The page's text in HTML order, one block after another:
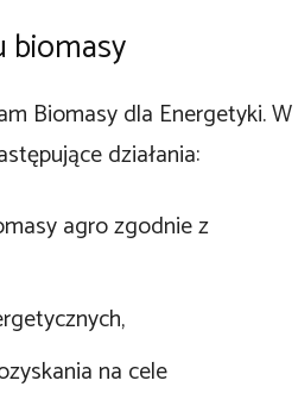
biomasy
Biomasy dla Energetyki. W
działania:
agro zgodnie z
na cele